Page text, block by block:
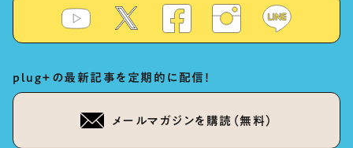
plug+の最新記事を定期的に配信！
メールマガジンを購読（無料）